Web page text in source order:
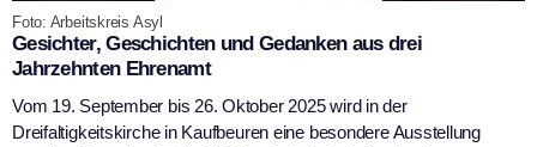
Foto: Arbeitskreis Asyl
Gesichter, Geschichten und Gedanken aus drei
Jahrzehnten Ehrenamt
Vom 19. September bis 26. Oktober 2025 wird in der
Dreifaltigkeitskirche in Kaufbeuren eine besondere Ausstellung